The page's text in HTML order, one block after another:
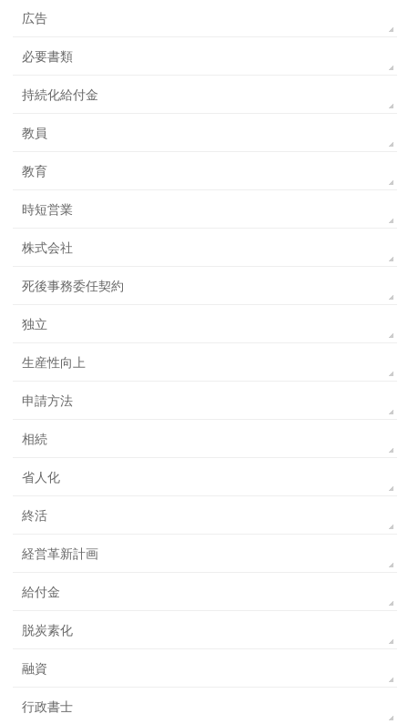
広告
必要書類
持続化給付金
教員
教育
時短営業
株式会社
死後事務委任契約
独立
生産性向上
申請方法
相続
省人化
終活
経営革新計画
給付金
脱炭素化
融資
行政書士